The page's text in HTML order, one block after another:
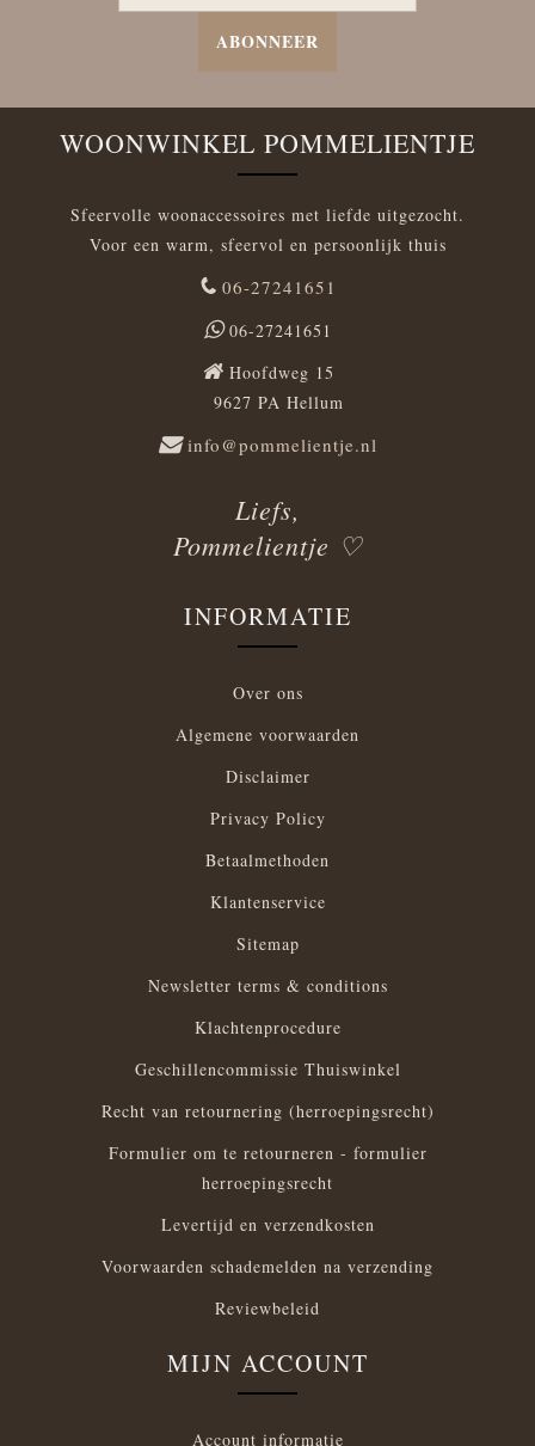
ABONNEER
WOONWINKEL POMMELIENTJE
Sfeervolle woonaccessoires met liefde uitgezocht.
Voor een warm, sfeervol en persoonlijk thuis
06-27241651
06-27241651
Hoofdweg 15
9627 PA Hellum
info@pommelientje.nl
Liefs,
Pommelientje ♡
INFORMATIE
Over ons
Algemene voorwaarden
Disclaimer
Privacy Policy
Betaalmethoden
Klantenservice
Sitemap
Newsletter terms & conditions
Klachtenprocedure
Geschillencommissie Thuiswinkel
Recht van retournering (herroepingsrecht)
Formulier om te retourneren - formulier
herroepingsrecht
Levertijd en verzendkosten
Voorwaarden schademelden na verzending
Reviewbeleid
MIJN ACCOUNT
Account informatie